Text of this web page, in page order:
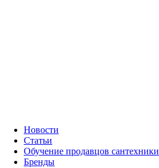
Новости
Статьи
Обучение продавцов сантехники
Бренды